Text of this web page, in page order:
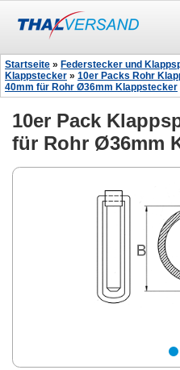
Startseite » Federstecker und
Klappstecker » 10er Packs Rohr
40mm für Rohr Ø36mm Klappstecker
10er Pack
für Rohr Ø36mm